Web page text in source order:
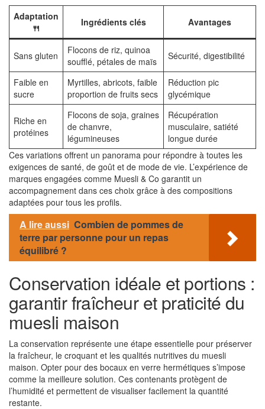
Adaptation
🍴
Ingrédients clés Avantages
Sans gluten
Flocons de riz, quinoa
soufflé, pétales de maïs
Sécurité, digestibilité
Faible en
sucre
Myrtilles, abricots, faible
proportion de fruits secs
Réduction pic
glycémique
Riche en
protéines
Flocons de soja, graines
de chanvre,
légumineuses
Récupération
musculaire, satiété
longue durée
Ces variations offrent un panorama pour répondre à toutes les
exigences de santé, de goût et de mode de vie. L’expérience de
marques engagées comme Muesli & Co garantit un
accompagnement dans ces choix grâce à des compositions
adaptées pour tous les profils.
A lire aussi Combien de pommes de
terre par personne pour un repas
équilibré ?
Conservation idéale et portions :
garantir fraîcheur et praticité du
muesli maison
La conservation représente une étape essentielle pour préserver
la fraîcheur, le croquant et les qualités nutritives du muesli
maison. Opter pour des bocaux en verre hermétiques s’impose
comme la meilleure solution. Ces contenants protègent de
l’humidité et permettent de visualiser facilement la quantité
restante.